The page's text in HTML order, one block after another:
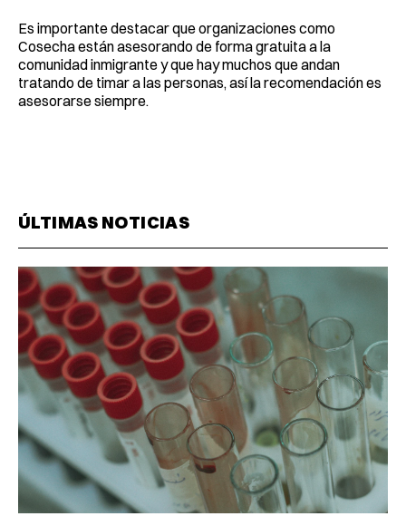
Es importante destacar que organizaciones como
Cosecha están asesorando de forma gratuita a la
comunidad inmigrante y que hay muchos que andan
tratando de timar a las personas, así la recomendación es
asesorarse siempre.
ÚLTIMAS NOTICIAS